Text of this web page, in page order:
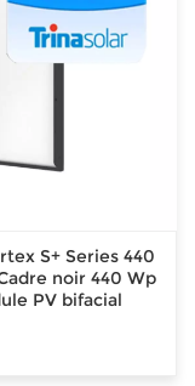
S+ Series 440
noir 440 Wp
PV bifacial